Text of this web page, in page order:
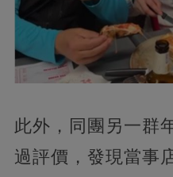
此外，同團另一群
過評價，發現當事